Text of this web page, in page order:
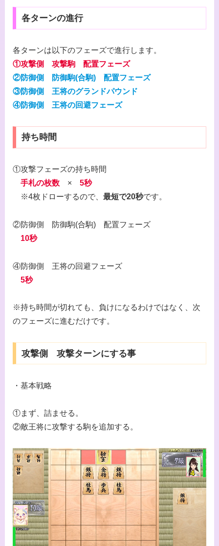
各ターンの進行
各ターンは以下のフェーズで進行します。
①攻撃側
攻撃駒 配置フェーズ
②防御側 防御駒(合駒) 配置フェーズ
③防御側 王将のグランドパウンド
④防御側 王将の回避フェーズ
持ち時間
①攻撃フェーズの持ち時間
手札の枚数 × 5秒
※4枚ドローするので、 最短で20秒です。
②防御側 防御駒(合駒) 配置フェーズ
10秒
④防御側 王将の回避フェーズ
5秒
※持ち時間が切れても、負けになるわけではなく、次
のフェーズに進むだけです。
攻撃側 攻撃ターンにする事
・基本戦略
①まず、詰ませる。
②敵王将に攻撃する駒を追加する。